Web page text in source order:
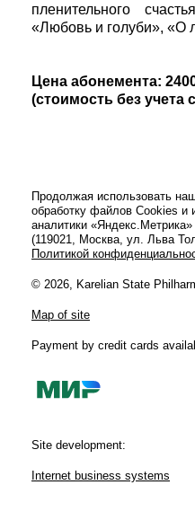
пленительного
«Любовь и голуби», «О
Цена абонемента:
(стоимость без учета
Продолжая использовать
обработку файлов Cookies и
аналитики
(119021, Москва, ул. Льва
Политикой
© 2026, Karelian State
Map of site
Payment by credit cards
Site development:
Internet business systems